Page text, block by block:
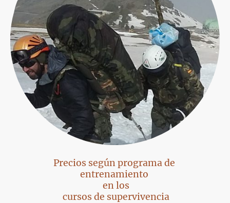
Precios según programa de
entrenamiento
en los
cursos de supervivencia